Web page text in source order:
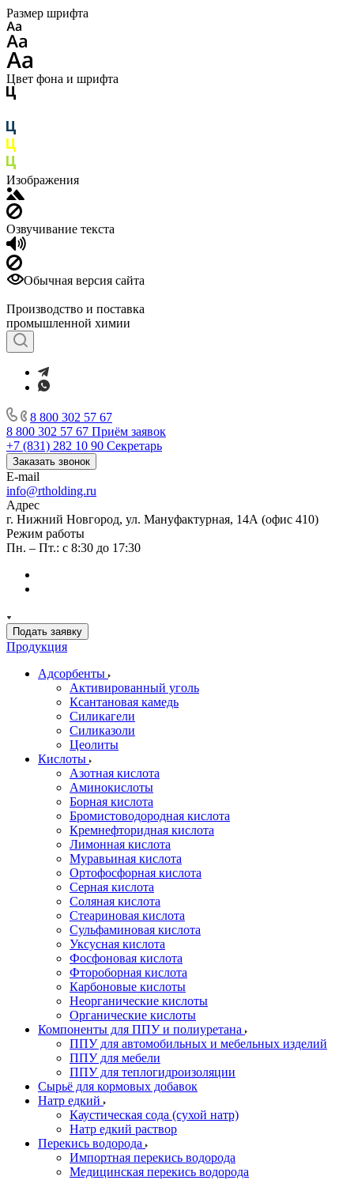
Размер шрифта
Цвет фона и шрифта
Изображения
Озвучивание текста
Обычная версия сайта
Производство и поставка
промышленной химии
8 800 302 57 67
8 800 302 57 67 Приём заявок
+7 (831) 282 10 90 Секретарь
Заказать звонок
E-mail
info@rtholding.ru
Адрес
г. Нижний Новгород, ул. Мануфактурная, 14А (офис 410)
Режим работы
Пн. – Пт.: с 8:30 до 17:30
Подать заявку
Продукция
Адсорбенты
Активированный уголь
Ксантановая камедь
Силикагели
Силиказоли
Цеолиты
Кислоты
Азотная кислота
Аминокислоты
Борная кислота
Бромистоводородная кислота
Кремнефторидная кислота
Лимонная кислота
Муравьиная кислота
Ортофосфорная кислота
Серная кислота
Соляная кислота
Стеариновая кислота
Сульфаминовая кислота
Уксусная кислота
Фосфоновая кислота
Фтороборная кислота
Карбоновые кислоты
Неорганические кислоты
Органические кислоты
Компоненты для ППУ и полиуретана
ППУ для автомобильных и мебельных изделий
ППУ для мебели
ППУ для теплогидроизоляции
Сырьё для кормовых добавок
Натр едкий
Каустическая сода (сухой натр)
Натр едкий раствор
Перекись водорода
Импортная перекись водорода
Медицинская перекись водорода